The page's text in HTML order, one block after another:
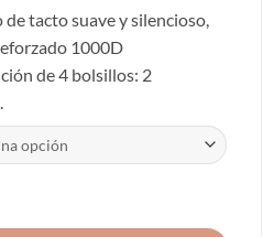
tacto suave y silencioso,
1000D
de 4 bolsillos: 2
T cantidad